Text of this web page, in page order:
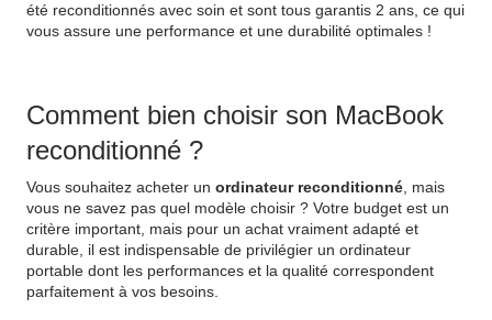
été reconditionnés avec soin et sont tous garantis 2 ans, ce qui
vous assure une performance et une durabilité optimales !
Comment bien choisir son MacBook
reconditionné ?
Vous souhaitez acheter un ordinateur reconditionné , mais
vous ne savez pas quel modèle choisir ? Votre budget est un
critère important, mais pour un achat vraiment adapté et
durable, il est indispensable de privilégier un ordinateur
portable dont les performances et la qualité correspondent
parfaitement à vos besoins.